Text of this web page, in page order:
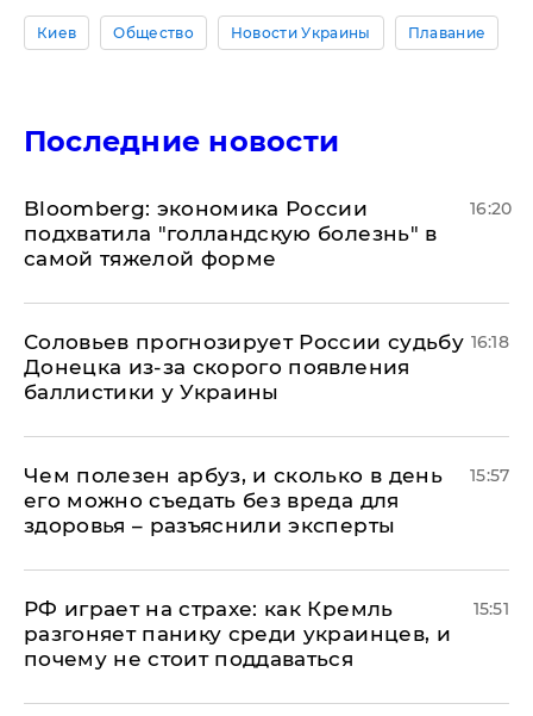
Киев Общество Новости Украины Плавание
Последние новости
Bloomberg: экономика России
подхватила "голландскую болезнь" в
самой тяжелой форме
16:20
Соловьев прогнозирует России судьбу
Донецка из-за скорого появления
баллистики у Украины
16:18
Чем полезен арбуз, и сколько в день
его можно съедать без вреда для
здоровья – разъяснили эксперты
15:57
РФ играет на страхе: как Кремль
разгоняет панику среди украинцев, и
почему не стоит поддаваться
15:51